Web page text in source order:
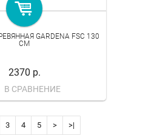
GARDENA FSC 130
СМ
2370 р.
В СРАВНЕНИЕ
3 4 5 > >|